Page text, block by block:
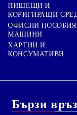
ПИШЕЩИ И
КОРИГИРАЩИ
ОФИСНИ
МАШИНИ
ХАРТИИ И
КОНСУМАТИВИ
Бързи